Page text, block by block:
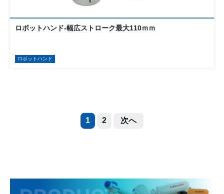
ロボットハンド-幅広ストローク最大110ｍｍ
ロボットハンド
1 2 次へ